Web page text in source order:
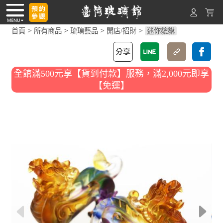
首頁 > 所有商品 >琉璃藝品 > 開店/招財 > 迷你貔貅
全館滿500元享【貨到付款】服務，滿2,000元即享
【免運】